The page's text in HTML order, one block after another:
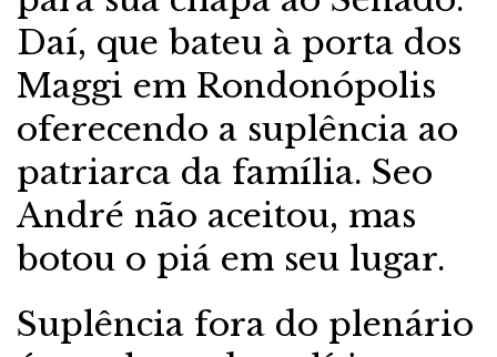
Daí, que bateu à porta dos
Maggi em Rondonópolis
oferecendo a suplência ao
patriarca da família. Seo
André não aceitou, mas
botou o piá em seu lugar.
Suplência fora do plenário